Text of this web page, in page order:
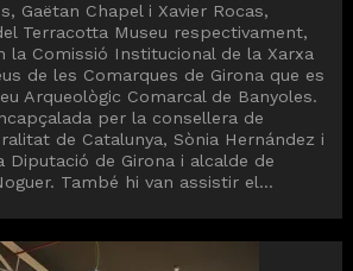
Gaëtan Chapel i Xavier Rocas,
Terracotta Museu respectivament,
la Comissió Institucional de la Xarxa
de les Comarques de Girona que es
Arqueològic Comarcal de Banyoles.
per la consellera de
de Catalunya, Sònia Hernández i
Diputació de Girona i alcalde de
També hi van assistir el...